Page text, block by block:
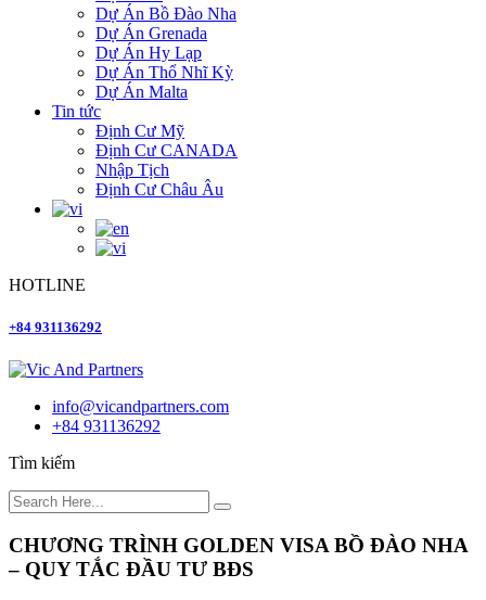
Dự Án Bồ Đào Nha
Dự Án Grenada
Dự Án Hy Lạp
Dự Án Thổ Nhĩ Kỳ
Dự Án Malta
Tin tức
Định Cư Mỹ
Định Cư CANADA
Nhập Tịch
Định Cư Châu Âu
HOTLINE
+84 931136292
info@vicandpartners.com
+84 931136292
Tìm kiếm
CHƯƠNG TRÌNH GOLDEN VISA BỒ ĐÀO NHA
– QUY TẮC ĐẦU TƯ BĐS